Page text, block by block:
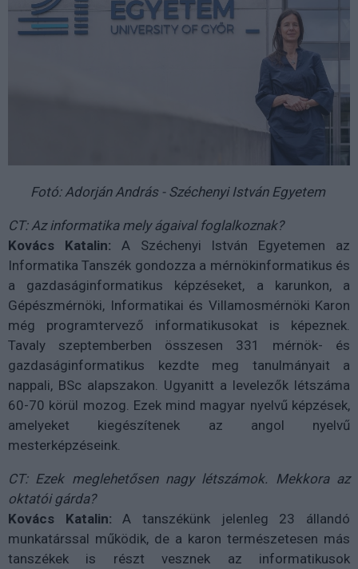
Fotó: Adorján András - Széchenyi István Egyetem
CT: Az informatika mely ágaival foglalkoznak?
Kovács Katalin: A Széchenyi István Egyetemen az
Informatika Tanszék gondozza a mérnökinformatikus és
a gazdaságinformatikus képzéseket, a karunkon, a
Gépészmérnöki, Informatikai és Villamosmérnöki Karon
még programtervező informatikusokat is képeznek.
Tavaly szeptemberben összesen 331 mérnök- és
gazdaságinformatikus kezdte meg tanulmányait a
nappali, BSc alapszakon. Ugyanitt a levelezők létszáma
60-70 körül mozog. Ezek mind magyar nyelvű képzések,
amelyeket kiegészítenek az angol nyelvű
mesterképzéseink.
CT: Ezek meglehetősen nagy létszámok. Mekkora az
oktatói gárda?
Kovács Katalin: A tanszékünk jelenleg 23 állandó
munkatárssal működik, de a karon természetesen más
tanszékek is részt vesznek az informatikusok